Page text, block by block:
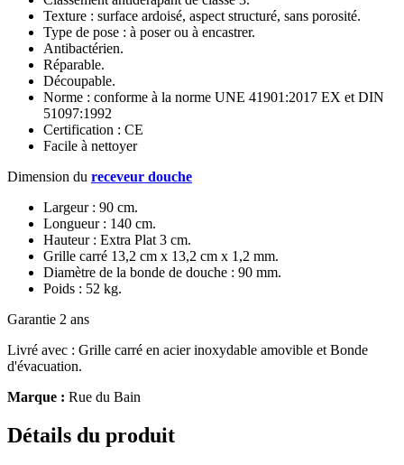
Texture : surface ardoisé, aspect structuré, sans porosité.
Type de pose : à poser ou à encastrer.
Antibactérien.
Réparable.
Découpable.
Norme : conforme à la norme UNE 41901:2017 EX et DIN
51097:1992
Certification : CE
Facile à nettoyer
Dimension du receveur douche
Largeur : 90 cm.
Longueur : 140 cm.
Hauteur : Extra Plat 3 cm.
Grille carré 13,2 cm x 13,2 cm x 1,2 mm.
Diamètre de la bonde de douche : 90 mm.
Poids : 52 kg.
Garantie 2 ans
Livré avec : Grille carré en acier inoxydable amovible et Bonde
d'évacuation.
Marque : Rue du Bain
Détails du produit